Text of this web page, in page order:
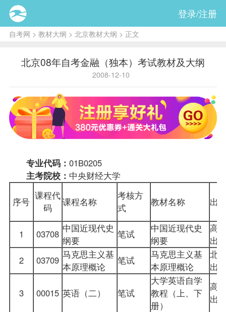
登录/注册
自考网 > 教材大纲 > 北京教材大纲 > 正文
北京08年自考金融（独本）考试教材及大纲
2008-12-10
专业代码： 01B0205
主考院校： 中央财经大学
序号
课程代
码
课程名称
考核方
式
教材名称 出
1 03708 中国近现代史
纲要
笔试
中国近现代史
纲要
高
出
2
03709 马克思主义基
本原理概论
笔试
马克思主义基
本原理概论
北
出
3 00015 英语（二） 笔试
大学英语自学
教程（上、下
册）
高
出